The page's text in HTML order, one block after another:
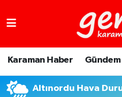
Karaman Haber Gündem
Altınordu Hava